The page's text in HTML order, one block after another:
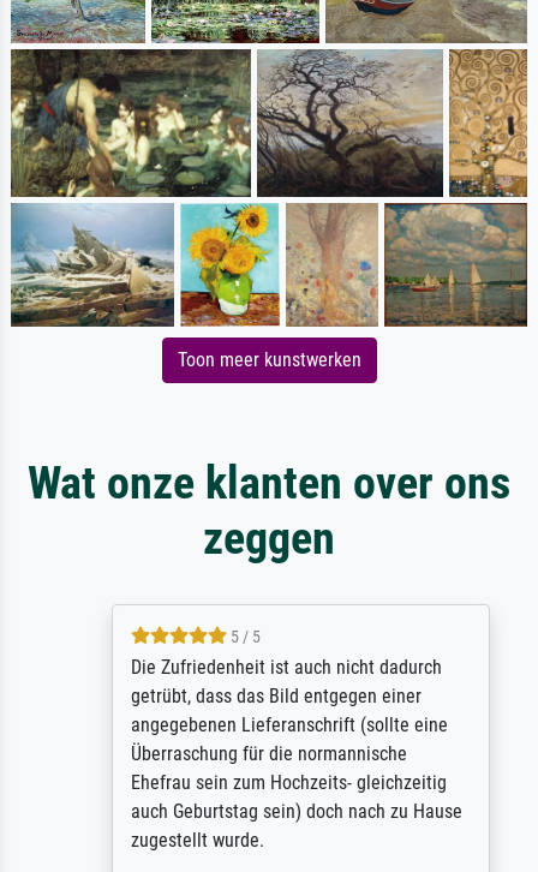
Toon meer kunstwerken
Wat onze klanten over ons
zeggen
5 / 5
Die Zufriedenheit ist auch nicht dadurch
getrübt, dass das Bild entgegen einer
angegebenen Lieferanschrift (sollte eine
Überraschung für die normannische
Ehefrau sein zum Hochzeits- gleichzeitig
auch Geburtstag sein) doch nach zu Hause
zugestellt wurde.